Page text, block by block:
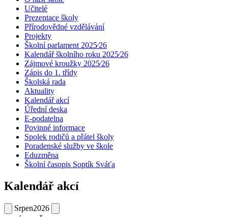
Učitelé
Prezentace školy
Přírodovědné vzdělávání
Projekty
Školní parlament 2025⁄26
Kalendář školního roku 2025⁄26
Zájmové kroužky 2025⁄26
Zápis do 1. třídy
Školská rada
Aktuality
Kalendář akcí
Úřední deska
E-podatelna
Povinné informace
Spolek rodičů a přátel školy
Poradenské služby ve škole
Eduzměna
Školní časopis Soptík Sváťa
Kalendář akcí
Srpen2026